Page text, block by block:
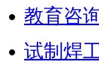
教育咨
试制焊